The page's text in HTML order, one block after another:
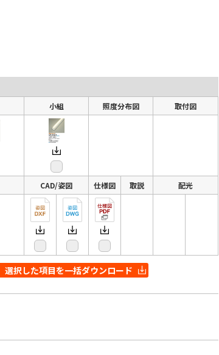
小組 照度分布図 取付図
CAD/姿図 仕様図 取説 配光
選択した項目を一括ダウンロード